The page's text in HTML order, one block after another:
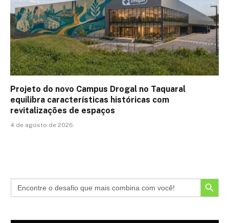
Projeto do novo Campus Drogal no Taquaral
equilibra características históricas com
revitalizações de espaços
4 de agosto de 2026
SEARCH BUTTON